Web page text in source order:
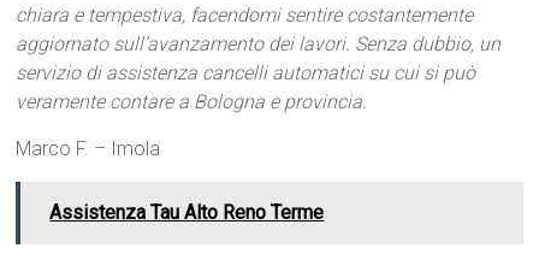
chiara e tempestiva, facendomi sentire costantemente
aggiornato sull’avanzamento dei lavori. Senza dubbio, un
servizio di assistenza cancelli automatici su cui si può
veramente contare a Bologna e provincia.
Marco F. – Imola
Assistenza Tau Alto Reno Terme